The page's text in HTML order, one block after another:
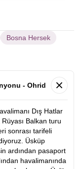
Bosna Hersek
- Ohrid
Dış Hatlar
Balkan turu
sonrası tarifeli
Üsküp
ardından pasaport
havalimanında